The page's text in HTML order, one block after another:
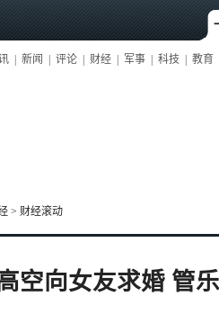
新闻 评论 财经 军事 科技 教育
> 财经滚动
空向女友求婚 管